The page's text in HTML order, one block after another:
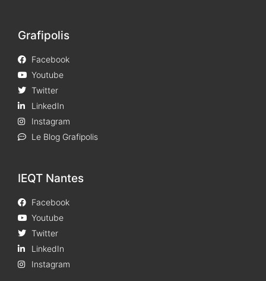
Grafipolis
Facebook
Youtube
Twitter
LinkedIn
Instagram
Le Blog Grafipolis
IEQT Nantes
Facebook
Youtube
Twitter
LinkedIn
Instagram